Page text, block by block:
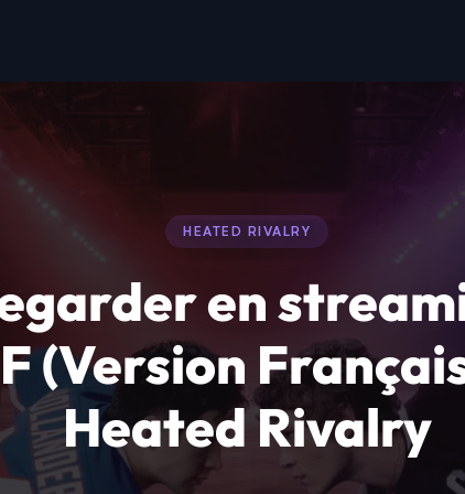
HEATED RIVALRY
en
(Version
Heated Rivalry